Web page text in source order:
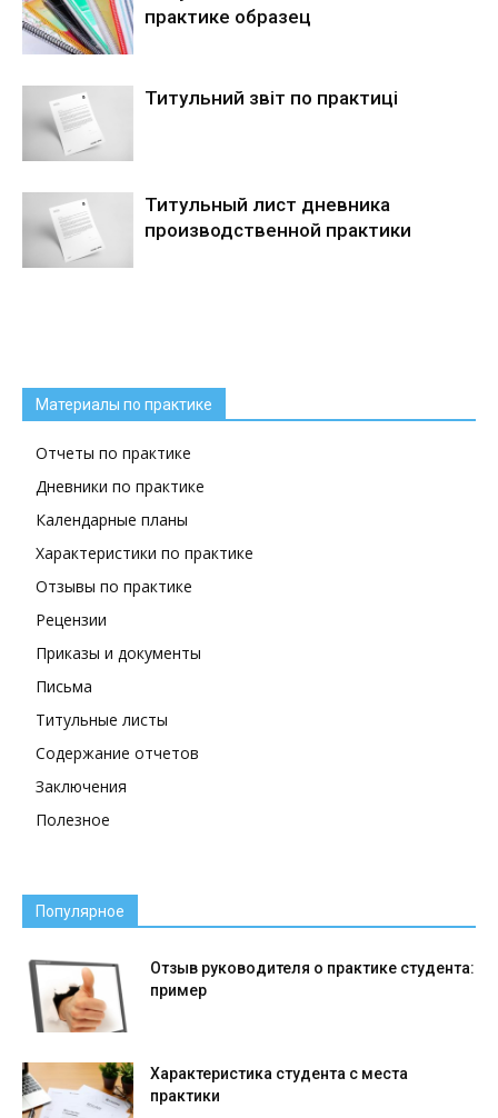
практике образец
Титульний звіт по практиці
Титульный лист дневника
производственной практики
Материалы по практике
Отчеты по практике
Дневники по практике
Календарные планы
Характеристики по практике
Отзывы по практике
Рецензии
Приказы и документы
Письма
Титульные листы
Содержание отчетов
Заключения
Полезное
Популярное
Отзыв руководителя о практике студента:
пример
Характеристика студента с места
практики